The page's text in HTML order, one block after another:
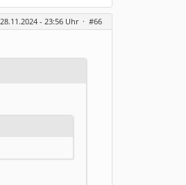
28.11.2024 - 23:56 Uhr · #66